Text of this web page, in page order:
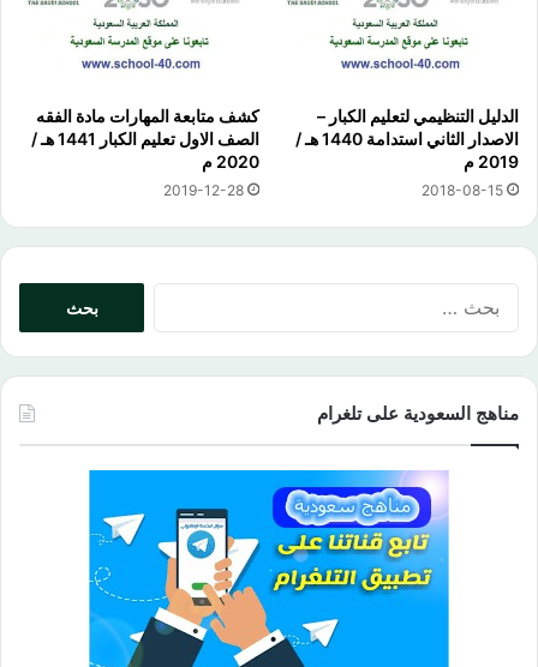
الدليل التنظيمي لتعليم الكبار –
الاصدار الثاني استدامة 1440 هـ /
2019 م
2018-08-15
كشف متابعة المهارات مادة الفقه
الصف الاول تعليم الكبار 1441 هـ /
2020 م
2019-12-28
مناهج السعودية على تلغرام